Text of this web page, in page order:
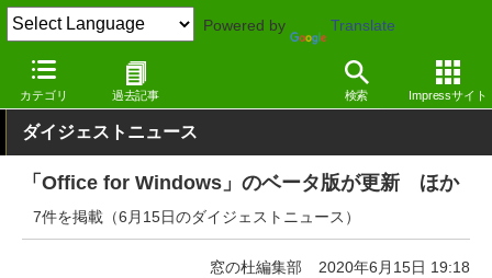
Powered by Translate
カテゴリ 過去記事 検索 Impressサイト
窓の杜 その他の話題 アップデート
ダイジェストニュース
「Office for Windows」のベータ版が更新 ほか
7件を掲載（6月15日のダイジェストニュース）
窓の杜編集部 2020年6月15日 19:18